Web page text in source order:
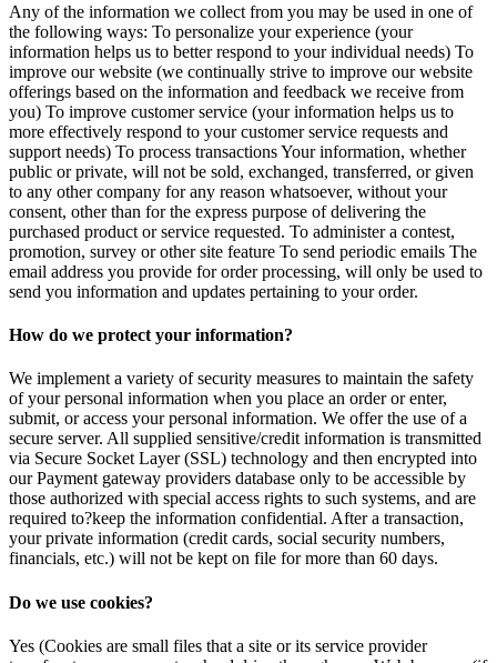
Any of the information we collect from you may be used in one of
the following ways: To personalize your experience (your
information helps us to better respond to your individual needs) To
improve our website (we continually strive to improve our website
offerings based on the information and feedback we receive from
you) To improve customer service (your information helps us to
more effectively respond to your customer service requests and
support needs) To process transactions Your information, whether
public or private, will not be sold, exchanged, transferred, or given
to any other company for any reason whatsoever, without your
consent, other than for the express purpose of delivering the
purchased product or service requested. To administer a contest,
promotion, survey or other site feature To send periodic emails The
email address you provide for order processing, will only be used to
send you information and updates pertaining to your order.
How do we protect your information?
We implement a variety of security measures to maintain the safety
of your personal information when you place an order or enter,
submit, or access your personal information. We offer the use of a
secure server. All supplied sensitive/credit information is transmitted
via Secure Socket Layer (SSL) technology and then encrypted into
our Payment gateway providers database only to be accessible by
those authorized with special access rights to such systems, and are
required to?keep the information confidential. After a transaction,
your private information (credit cards, social security numbers,
financials, etc.) will not be kept on file for more than 60 days.
Do we use cookies?
Yes (Cookies are small files that a site or its service provider